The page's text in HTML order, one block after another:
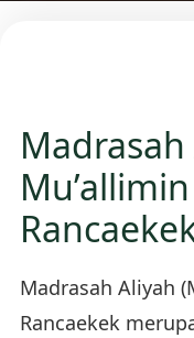
Madrasah Aliyah
Rancaekek